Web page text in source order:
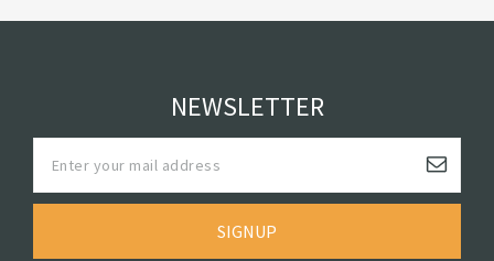
NEWSLETTER
SIGNUP